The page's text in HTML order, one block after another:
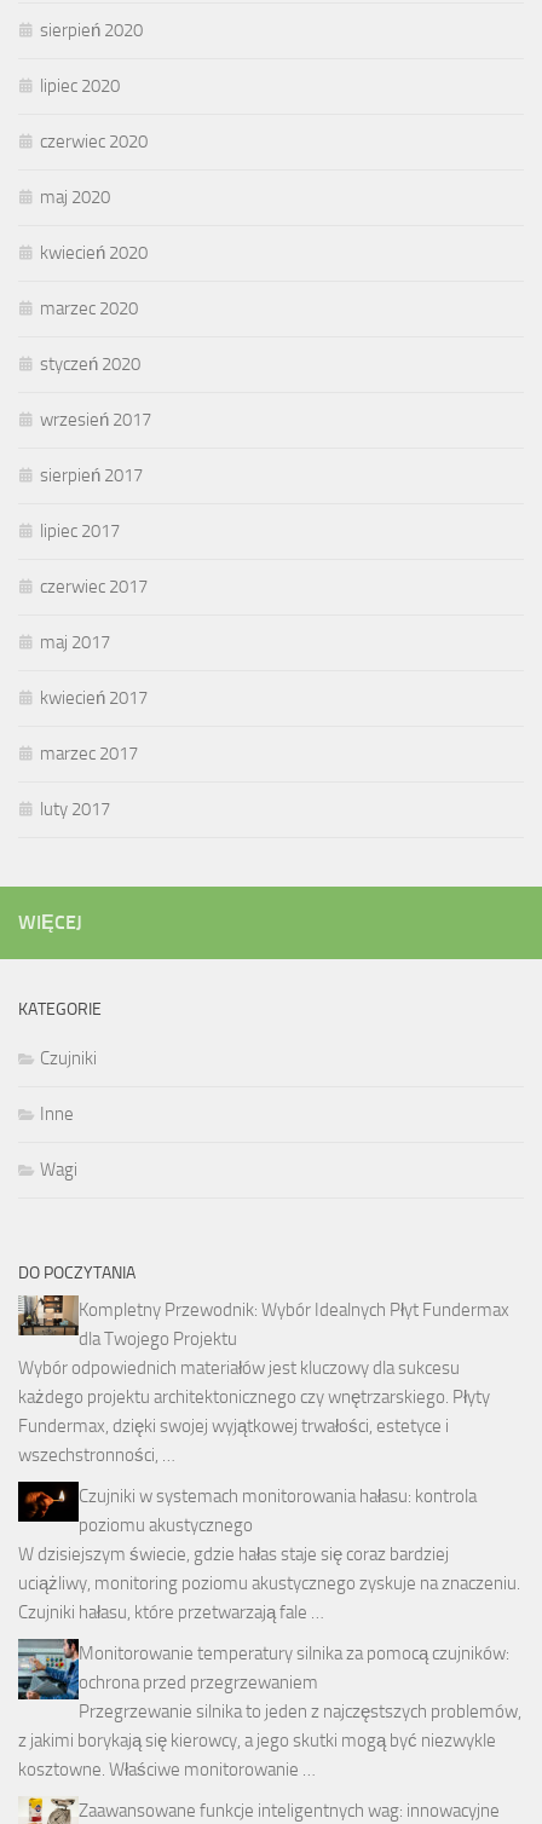
sierpień 2020
lipiec 2020
czerwiec 2020
maj 2020
kwiecień 2020
marzec 2020
styczeń 2020
wrzesień 2017
sierpień 2017
lipiec 2017
czerwiec 2017
maj 2017
kwiecień 2017
marzec 2017
luty 2017
WIĘCEJ
KATEGORIE
Czujniki
Inne
Wagi
DO POCZYTANIA
Kompletny Przewodnik: Wybór Idealnych Płyt Fundermax
dla Twojego Projektu
Wybór odpowiednich materiałów jest kluczowy dla sukcesu
każdego projektu architektonicznego czy wnętrzarskiego. Płyty
Fundermax, dzięki swojej wyjątkowej trwałości, estetyce i
wszechstronności, …
Czujniki w systemach monitorowania hałasu: kontrola
poziomu akustycznego
W dzisiejszym świecie, gdzie hałas staje się coraz bardziej
uciążliwy, monitoring poziomu akustycznego zyskuje na znaczeniu.
Czujniki hałasu, które przetwarzają fale …
Monitorowanie temperatury silnika za pomocą czujników:
ochrona przed przegrzewaniem
Przegrzewanie silnika to jeden z najczęstszych problemów,
z jakimi borykają się kierowcy, a jego skutki mogą być niezwykle
kosztowne. Właściwe monitorowanie …
Zaawansowane funkcje inteligentnych wag: innowacyjne